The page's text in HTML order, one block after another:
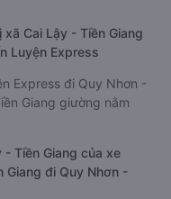
Cai Lậy - Tiền Giang
Luyện Express
Express đi Quy Nhơn -
Giang giường nằm
Tiền Giang của xe
Giang đi Quy Nhơn -